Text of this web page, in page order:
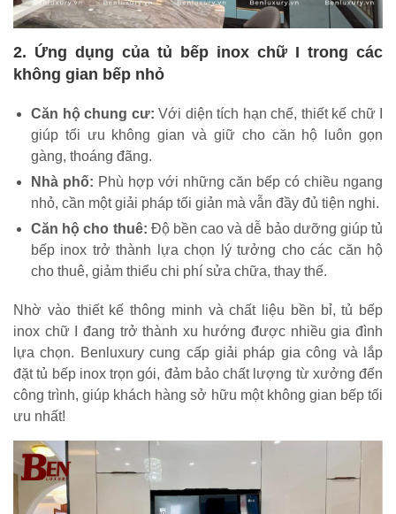
2. Ứng dụng của tủ bếp inox chữ I trong các
không gian bếp nhỏ
Căn hộ chung cư: Với diện tích hạn chế, thiết kế chữ I
giúp tối ưu không gian và giữ cho căn hộ luôn gọn
gàng, thoáng đãng.
Nhà phố: Phù hợp với những căn bếp có chiều ngang
nhỏ, cần một giải pháp tối giản mà vẫn đầy đủ tiện nghi.
Căn hộ cho thuê: Độ bền cao và dễ bảo dưỡng giúp tủ
bếp inox trở thành lựa chọn lý tưởng cho các căn hộ
cho thuê, giảm thiểu chi phí sửa chữa, thay thế.
Nhờ vào thiết kế thông minh và chất liệu bền bỉ, tủ bếp
inox chữ I đang trở thành xu hướng được nhiều gia đình
lựa chọn. Benluxury cung cấp giải pháp gia công và lắp
đặt tủ bếp inox trọn gói, đảm bảo chất lượng từ xưởng đến
công trình, giúp khách hàng sở hữu một không gian bếp tối
ưu nhất!